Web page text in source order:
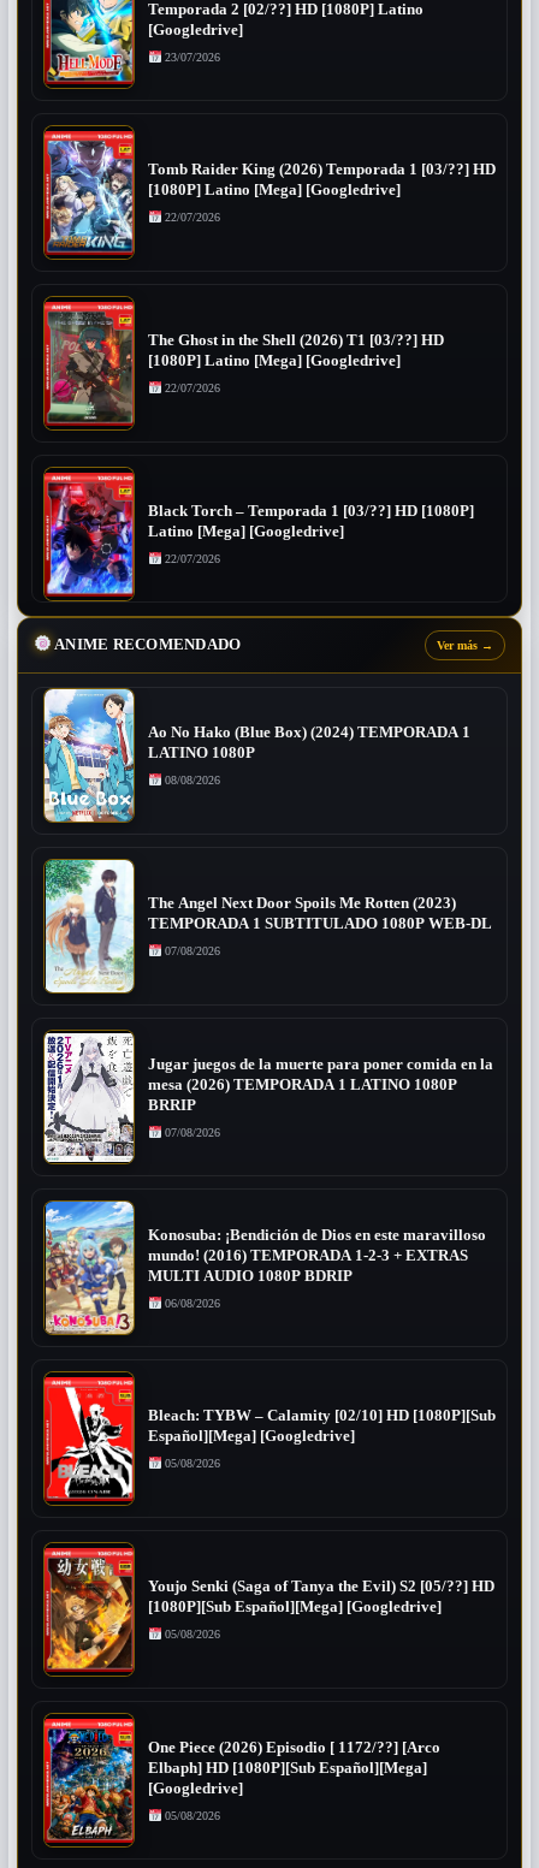
Temporada 2 [02/??] HD [1080P] Latino
[Googledrive]
23/07/2026
Tomb Raider King (2026) Temporada 1 [03/??] HD
[1080P] Latino [Mega] [Googledrive]
22/07/2026
The Ghost in the Shell (2026) T1 [03/??] HD
[1080P] Latino [Mega] [Googledrive]
22/07/2026
Black Torch – Temporada 1 [03/??] HD [1080P]
Latino [Mega] [Googledrive]
22/07/2026
ANIME RECOMENDADO Ver más →
Ao No Hako (Blue Box) (2024) TEMPORADA 1
LATINO 1080P
08/08/2026
The Angel Next Door Spoils Me Rotten (2023)
TEMPORADA 1 SUBTITULADO 1080P WEB-DL
07/08/2026
Jugar juegos de la muerte para poner comida en la
mesa (2026) TEMPORADA 1 LATINO 1080P
BRRIP
07/08/2026
Konosuba: ¡Bendición de Dios en este maravilloso
mundo! (2016) TEMPORADA 1-2-3 + EXTRAS
MULTI AUDIO 1080P BDRIP
06/08/2026
Bleach: TYBW – Calamity [02/10] HD [1080P][Sub
Español][Mega] [Googledrive]
05/08/2026
Youjo Senki (Saga of Tanya the Evil) S2 [05/??] HD
[1080P][Sub Español][Mega] [Googledrive]
05/08/2026
One Piece (2026) Episodio [ 1172/??] [Arco
Elbaph] HD [1080P][Sub Español][Mega]
[Googledrive]
05/08/2026